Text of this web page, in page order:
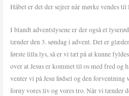
Håbet er det der sejrer når mørke vendes til
I blandt adventslysene er der også et
tænder den 3. søndag i advent. Det er
første lilla lys, så er vi tæt på at kunne
over at Jesus er kommet til os med fred og
venter vi på Jesu fødsel og den forventning
forny vores liv og vores tro. Når vi tænder